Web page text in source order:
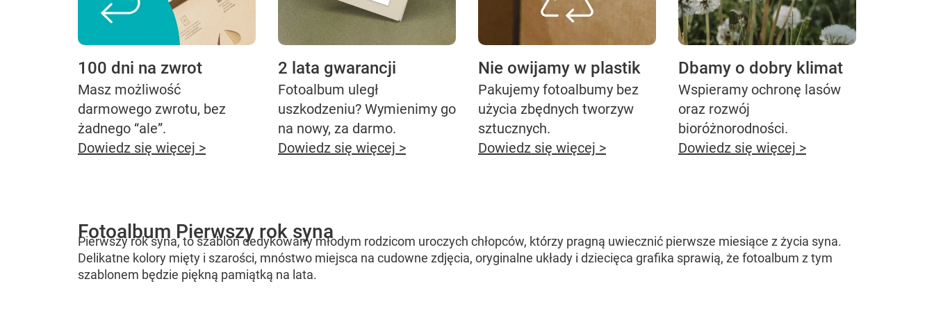
100 dni na zwrot
Masz możliwość
darmowego zwrotu, bez
żadnego “ale”.
Dowiedz się więcej >
2 lata gwarancji
Fotoalbum uległ
uszkodzeniu? Wymienimy go
na nowy, za darmo.
Dowiedz się więcej >
Nie owijamy w plastik
Pakujemy fotoalbumy bez
użycia zbędnych tworzyw
sztucznych.
Dowiedz się więcej >
Dbamy o dobry klimat
Wspieramy ochronę lasów
oraz rozwój
bioróżnorodności.
Dowiedz się więcej >
Fotoalbum Pierwszy rok syna
Pierwszy rok syna, to szablon dedykowany młodym rodzicom uroczych chłopców, którzy pragną uwiecznić pierwsze miesiące z życia syna.
Delikatne kolory mięty i szarości, mnóstwo miejsca na cudowne zdjęcia, oryginalne układy i dziecięca grafika sprawią, że fotoalbum z tym
szablonem będzie piękną pamiątką na lata.